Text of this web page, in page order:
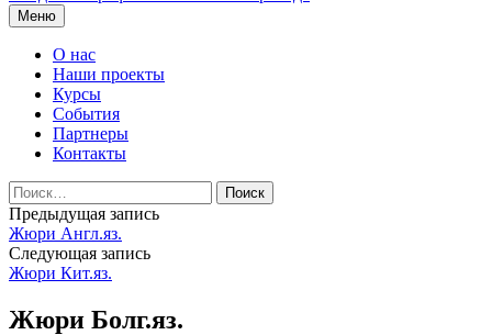
Перейти
к
содержимому
Меню
О нас
Наши проекты
Курсы
События
Партнеры
Контакты
Найти:
Навигация
по
записям
Предыдущая запись
Жюри Англ.яз.
Следующая запись
Жюри Кит.яз.
Жюри Болг.яз.